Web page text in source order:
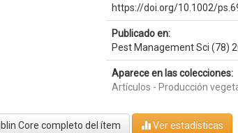
https://doi.org/10.1002/
Publicado en:
Pest Management Sci (78)
Aparece en las colecciones:
Artículos - Producción
Core completo del ítem Ver estadísticas